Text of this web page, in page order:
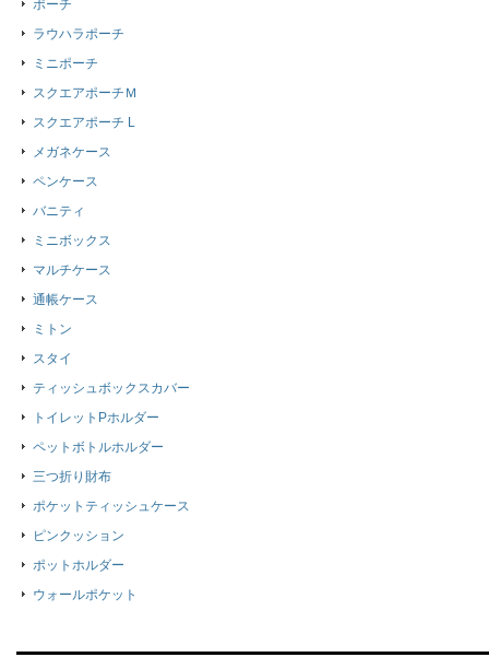
ポーチ
ラウハラポーチ
ミニポーチ
スクエアポーチＭ
スクエアポーチ L
メガネケース
ペンケース
バニティ
ミニボックス
マルチケース
通帳ケース
ミトン
スタイ
ティッシュボックスカバー
トイレットPホルダー
ペットボトルホルダー
三つ折り財布
ポケットティッシュケース
ピンクッション
ポットホルダー
ウォールポケット